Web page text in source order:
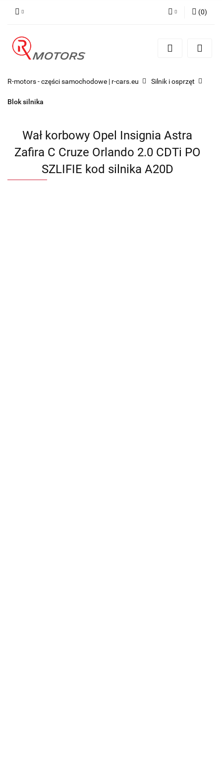
Zarejestruj się
(0)
R-motors - części samochodowe | r-cars.eu Silnik i osprzęt
Blok silnika
Wał korbowy Opel Insignia Astra
Zafira C Cruze Orlando 2.0 CDTi PO
SZLIFIE kod silnika A20D